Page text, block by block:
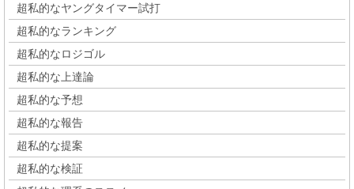
超私的なヤングタイマー試打
超私的なランキング
超私的なロジゴル
超私的な上達論
超私的な予想
超私的な報告
超私的な提案
超私的な検証